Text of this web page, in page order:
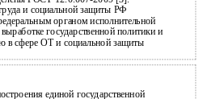
и социальной защиты РФ
органом исполнительной
государственной политики и
в сфере ОТ и социальной защиты
единой государственной